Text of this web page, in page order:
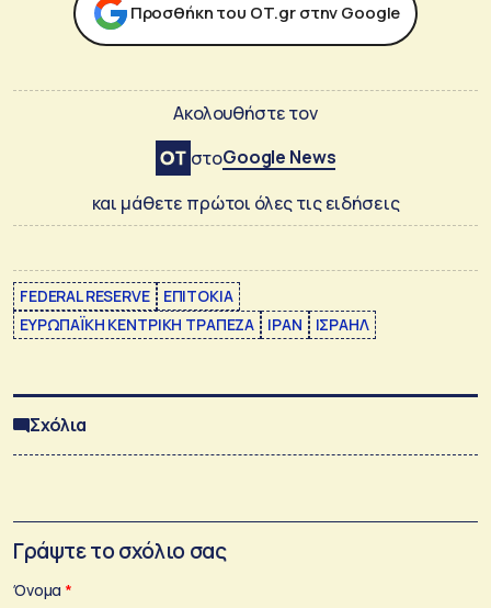
Προσθήκη του ΟΤ.gr στην Google
Ακολουθήστε τον
στοGoogle News
και μάθετε πρώτοι όλες τις ειδήσεις
FEDERAL RESERVE
ΕΠΙΤΟΚΙΑ
ΕΥΡΩΠΑΪΚΗ ΚΕΝΤΡΙΚΗ ΤΡΑΠΕΖΑ
ΙΡΑΝ ΙΣΡΑΗΛ
Σχόλια
Γράψτε το σχόλιο σας
Όνομα